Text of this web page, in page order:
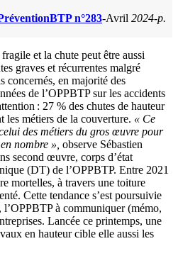
n°283-Avril 2024-p.
et la chute peut être aussi
graves et récurrentes malgré
concernés, en majorité des
de l’OPPBTP sur les accidents
: 27 % des chutes de hauteur
les métiers de la couverture. « Ce
des métiers du gros œuvre pour
nombre », observe Sébastien
second œuvre, corps d’état
(DT) de l’OPPBTP. Entre 2021
mortelles, à travers une toiture
Cette tendance s’est poursuivie
l’OPPBTP à communiquer (mémo,
Lancée ce printemps, une
en hauteur cible elle aussi les